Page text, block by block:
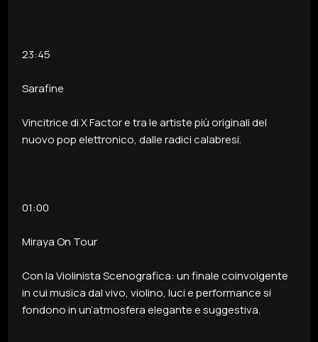
23:45
Sarafine
Vincitrice di X Factor e tra le artiste più originali del
nuovo pop elettronico, dalle radici calabresi.
01:00
Miraya On Tour
Con la Violinista Scenografica: un finale coinvolgente
in cui musica dal vivo, violino, luci e performance si
fondono in un’atmosfera elegante e suggestiva.